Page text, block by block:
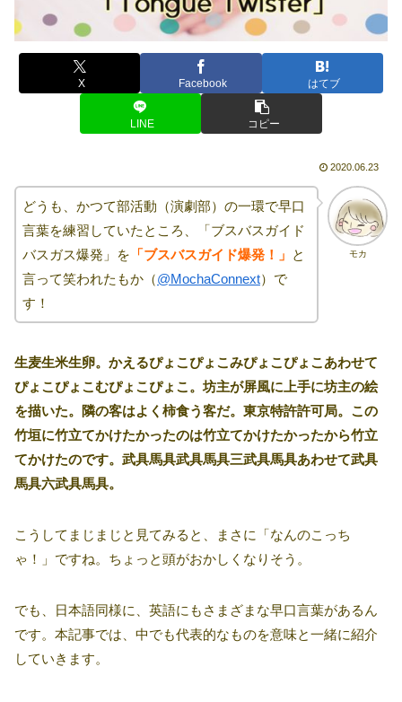
X Facebook はてブ
LINE コピー
2020.06.23
モカ
どうも、かつて部活動（演劇部）の一環で早口
言葉を練習していたところ、「ブスバスガイド
バスガス爆発」を 「ブスバスガイド爆発！」 と
言って笑われたもか（@MochaConnext）で
す！
生麦生米生卵。かえるぴょこぴょこみぴょこぴょこあわせて
ぴょこぴょこむぴょこぴょこ。坊主が屏風に上手に坊主の絵
を描いた。隣の客はよく柿食う客だ。東京特許許可局。この
竹垣に竹立てかけたかったのは竹立てかけたかったから竹立
てかけたのです。武具馬具武具馬具三武具馬具あわせて武具
馬具六武具馬具。
こうしてまじまじと見てみると、まさに「なんのこっち
ゃ！」ですね。ちょっと頭がおかしくなりそう。
でも、日本語同様に、英語にもさまざまな早口言葉があるん
です。本記事では、中でも代表的なものを意味と一緒に紹介
していきます。